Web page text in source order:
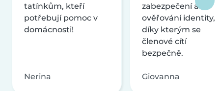
tatínkům, kteří
potřebují pomoc v
domácnosti!
Nerina
zabezpečení a
ověřování identity,
díky kterým se
členové cítí
bezpečně.
Giovanna